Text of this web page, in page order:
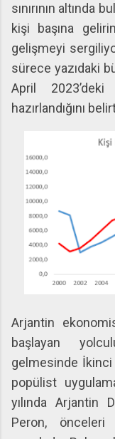
sınırının altında
kişi başına
gelişmeyi
sürece yazıdaki
April 2023’deki
hazırlandığını
Arjantin
başlayan
gelmesinde İkinci
popülist
yılında Arjantin
Peron, önceleri